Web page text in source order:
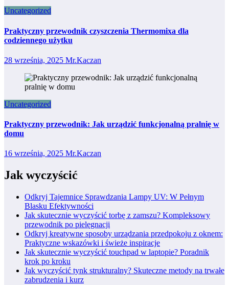
Uncategorized
Praktyczny przewodnik czyszczenia Thermomixa dla
codziennego użytku
28 września, 2025 Mr.Kaczan
Uncategorized
Praktyczny przewodnik: Jak urządzić funkcjonalną pralnię w
domu
16 września, 2025 Mr.Kaczan
Jak wyczyścić
Odkryj Tajemnice Sprawdzania Lampy UV: W Pełnym
Blasku Efektywności
Jak skutecznie wyczyścić torbę z zamszu? Kompleksowy
przewodnik po pielęgnacji
Odkryj kreatywne sposoby urządzania przedpokoju z oknem:
Praktyczne wskazówki i świeże inspiracje
Jak skutecznie wyczyścić touchpad w laptopie? Poradnik
krok po kroku
Jak wyczyścić tynk strukturalny? Skuteczne metody na trwałe
zabrudzenia i kurz